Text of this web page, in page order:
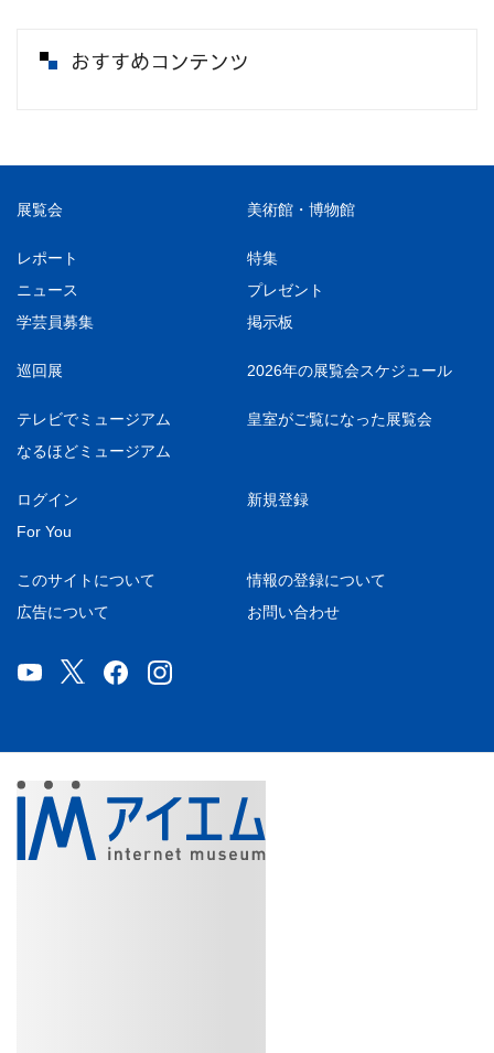
おすすめコンテンツ
展覧会 美術館・博物館
レポート
特集
ニュース
プレゼント
学芸員募集
掲示板
巡回展 2026年の展覧会スケジュール
テレビでミュージアム
皇室がご覧になった展覧会
なるほどミュージアム
ログイン
新規登録
For You
このサイトについて
情報の登録について
広告について
お問い合わせ